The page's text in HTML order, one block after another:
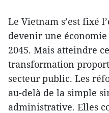
Le Vietnam s’est fixé
devenir une
2045. Mais atteindre
transformation
secteur public. Les
au-delà de la simple
administrative. Elles